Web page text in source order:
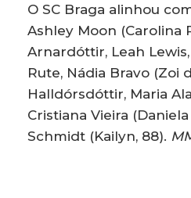
O SC Braga alinhou
Ashley Moon (Carolina
Arnardóttir, Leah
Rute, Nádia Bravo (Zoi
Halldórsdóttir, Maria
Cristiana Vieira (Daniela
Schmidt (Kailyn, 88).